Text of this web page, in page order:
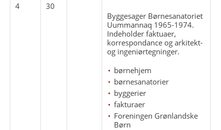
4
30
Byggesager Børnesanatoriet
Uummannaq 1965-1974.
Indeholder faktuaer,
korrespondance og arkitekt-
og ingeniørtegninger.
børnehjem
børnesanatorier
byggerier
fakturaer
Foreningen Grønlandske
Børn